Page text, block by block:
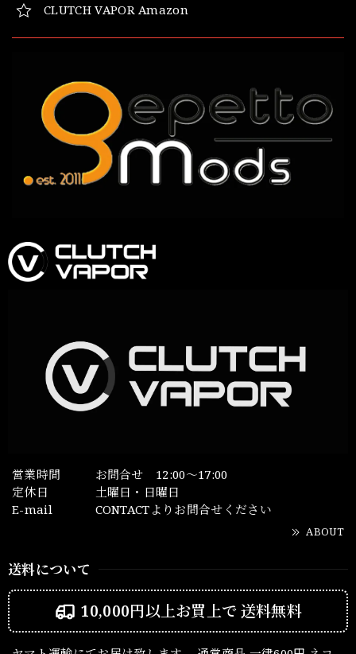
CLUTCH VAPOR Amazon
営業時間
お問合せ 12:00～17:00
定休日
土曜日・日曜日
E-mail
CONTACTよりお問合せください
ABOUT
送料について
10,000円以上お買上で送料無料